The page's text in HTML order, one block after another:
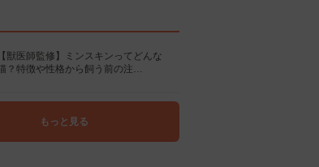
【獣医師監修】ミンスキンってどんな
？特徴や性格から飼う前の注…
もっと見る